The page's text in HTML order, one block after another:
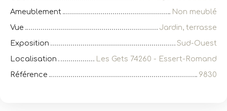
Ameublement
Non meublé
Vue
Jardin, terrasse
Exposition
Sud-Ouest
Localisation
Les Gets 74260 - Essert-Romand
Référence
9830